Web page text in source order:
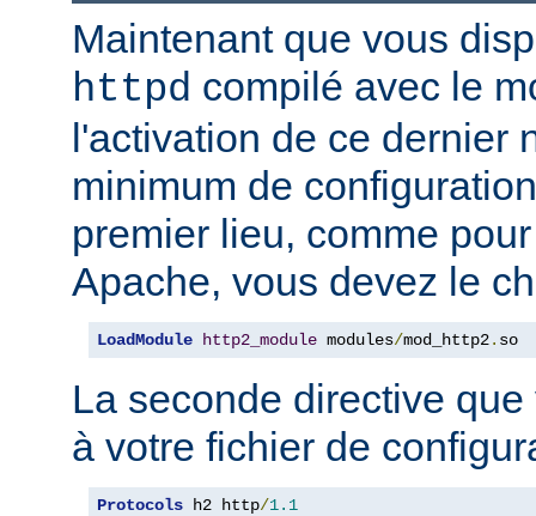
Maintenant que vous
httpd compilé avec le
l'activation de ce dernier
minimum de
premier lieu, comme
Apache, vous devez le
LoadModule http2_module modules/mod_http2. so
La seconde directive
à votre fichier de
Protocols h2 http/1.1